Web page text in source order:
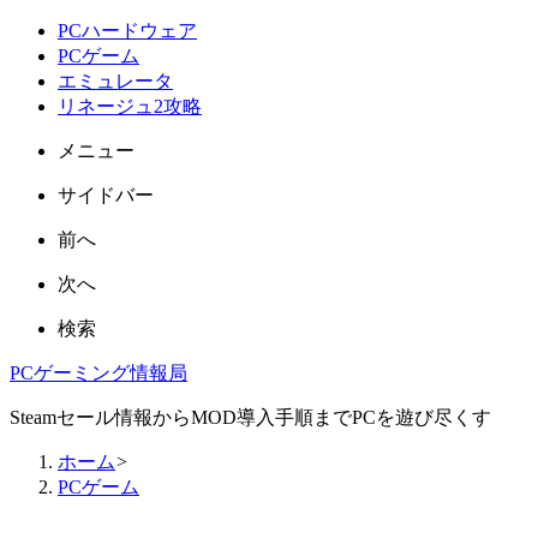
PCハードウェア
PCゲーム
エミュレータ
リネージュ2攻略
メニュー
サイドバー
前へ
次へ
検索
PCゲーミング情報局
Steamセール情報からMOD導入手順までPCを遊び尽くす
ホーム>
PCゲーム